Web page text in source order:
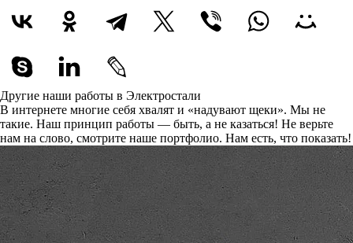
Другие наши работы в Электростали
В интернете многие себя хвалят и «надувают щеки». Мы не
такие. Наш принцип работы — быть, а не казаться! Не верьте
нам на слово, смотрите наше портфолио. Нам есть, что показать!